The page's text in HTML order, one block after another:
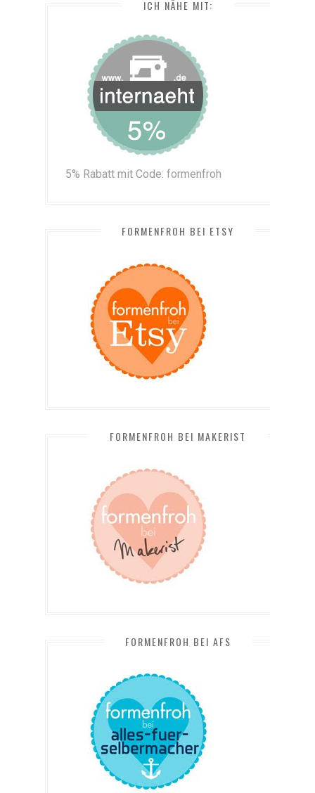
ICH NÄHE MIT:
5% Rabatt mit Code: formenfroh
FORMENFROH BEI ETSY
FORMENFROH BEI MAKERIST
FORMENFROH BEI AFS